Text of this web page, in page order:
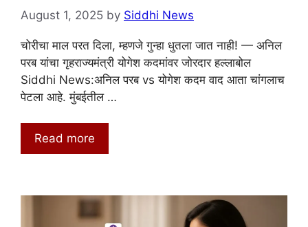
August 1, 2025 by Siddhi News
चोरीचा माल परत दिला, म्हणजे गुन्हा धुतला जात नाही! — अनिल
परब यांचा गृहराज्यमंत्री योगेश कदमांवर जोरदार हल्लाबोल
Siddhi News:अनिल परब vs योगेश कदम वाद आता चांगलाच
पेटला आहे. मुंबईतील …
Read more